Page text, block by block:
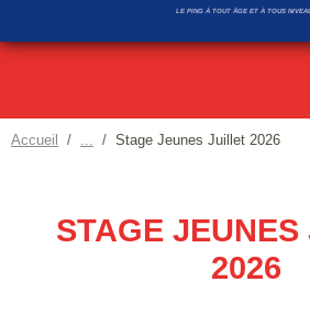
LE PING À TOUT ÂGE ET À TOUS
Accueil Stage Jeunes Juillet 2026
STAGE
2026